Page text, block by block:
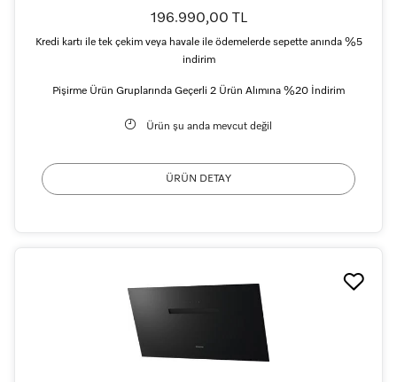
196.990,00 TL
Kredi kartı ile tek çekim veya havale ile ödemelerde sepette anında %5
indirim
Pişirme Ürün Gruplarında Geçerli 2 Ürün Alımına %20 İndirim
Ürün şu anda mevcut değil
ÜRÜN DETAY